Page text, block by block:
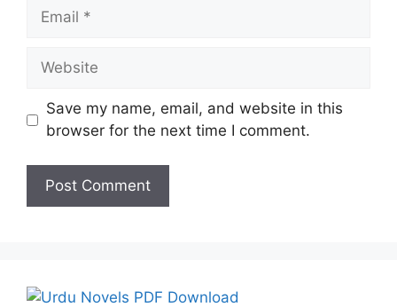
Email
Website
Save my name, email, and website in this
browser for the next time I comment.